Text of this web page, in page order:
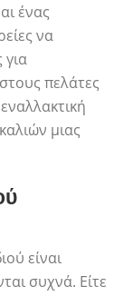
ένας
να
πελάτες
μιας
είναι
συχνά. Είτε